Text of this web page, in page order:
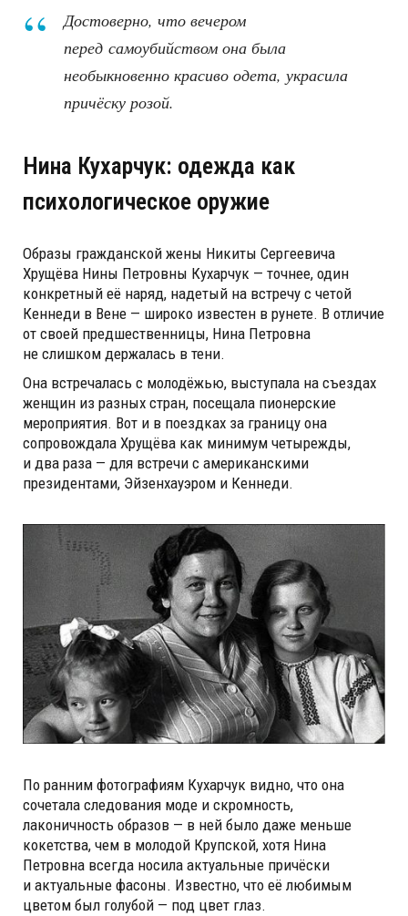
Достоверно, что вечером
перед самоубийством она была
необыкновенно красиво одета, украсила
причёску розой.
Нина Кухарчук: одежда как
психологическое оружие
Образы гражданской жены Никиты Сергеевича
Хрущёва Нины Петровны Кухарчук — точнее, один
конкретный её наряд, надетый на встречу с четой
Кеннеди в Вене — широко известен в рунете. В отличие
от своей предшественницы, Нина Петровна
не слишком держалась в тени.
Она встречалась с молодёжью, выступала на съездах
женщин из разных стран, посещала пионерские
мероприятия. Вот и в поездках за границу она
сопровождала Хрущёва как минимум четырежды,
и два раза — для встречи с американскими
президентами, Эйзенхауэром и Кеннеди.
По ранним фотографиям Кухарчук видно, что она
сочетала следования моде и скромность,
лаконичность образов — в ней было даже меньше
кокетства, чем в молодой Крупской, хотя Нина
Петровна всегда носила актуальные причёски
и актуальные фасоны. Известно, что её любимым
цветом был голубой — под цвет глаз.